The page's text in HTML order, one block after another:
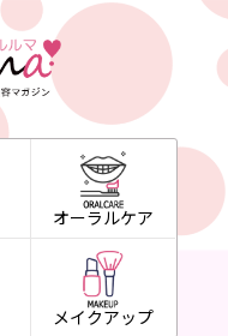
オーラルケア
メイクアップ